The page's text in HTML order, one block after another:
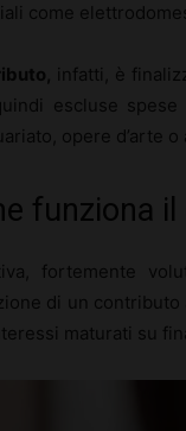
come
infatti, è
escluse
opere d’arte
funziona
fortemente
di un contributo
maturati su